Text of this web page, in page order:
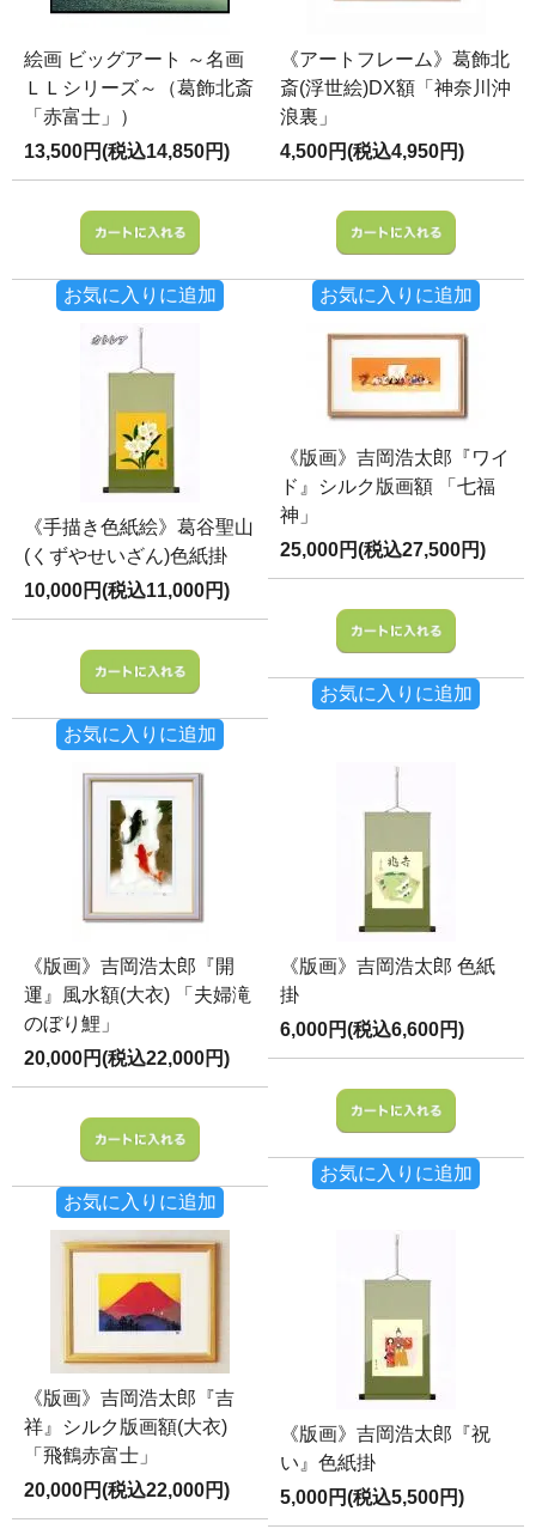
絵画 ビッグアート ～名画
ＬＬシリーズ～（葛飾北斎
「赤富士」）
13,500円(税込14,850円)
お気に入りに追加
《アートフレーム》葛飾北
斎(浮世絵)DX額「神奈川沖
浪裏」
4,500円(税込4,950円)
お気に入りに追加
《手描き色紙絵》葛谷聖山
(くずやせいざん)色紙掛
10,000円(税込11,000円)
お気に入りに追加
《版画》吉岡浩太郎『ワイ
ド』シルク版画額 「七福
神」
25,000円(税込27,500円)
お気に入りに追加
《版画》吉岡浩太郎『開
運』風水額(大衣) 「夫婦滝
のぼり鯉」
20,000円(税込22,000円)
お気に入りに追加
《版画》吉岡浩太郎 色紙
掛
6,000円(税込6,600円)
お気に入りに追加
《版画》吉岡浩太郎『吉
祥』シルク版画額(大衣)
「飛鶴赤富士」
20,000円(税込22,000円)
《版画》吉岡浩太郎『祝
い』色紙掛
5,000円(税込5,500円)